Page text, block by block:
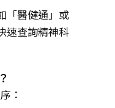
「醫健通」或
速查詢精神科
：